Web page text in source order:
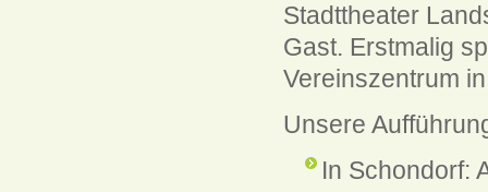
Stadttheater
Gast. Erstmalig
Vereinszentrum
Unsere
In Schondorf: